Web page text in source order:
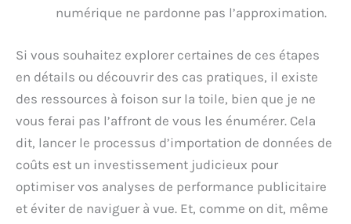
numérique ne pardonne pas l’approximation.
Si vous souhaitez explorer certaines de ces étapes
en détails ou découvrir des cas pratiques, il existe
des ressources à foison sur la toile, bien que je ne
vous ferai pas l’affront de vous les énumérer. Cela
dit, lancer le processus d’importation de données de
coûts est un investissement judicieux pour
optimiser vos analyses de performance publicitaire
et éviter de naviguer à vue. Et, comme on dit, même